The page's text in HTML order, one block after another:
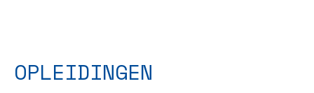
OPLEIDINGEN